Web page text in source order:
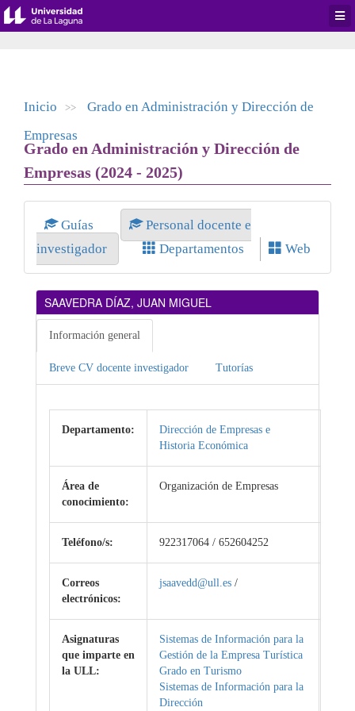
Inicio >>
Grado en Administración y Dirección de
Empresas
Grado en Administración y Dirección de
Empresas (2024 - 2025)
Guías
Personal docente e
investigador
Departamentos Web
SAAVEDRA DÍAZ, JUAN MIGUEL
Información general
Breve CV docente investigador Tutorías
Departamento:
Dirección de Empresas e
Historia Económica
Área de
conocimiento:
Organización de Empresas
Teléfono/s: 922317064 / 652604252
Correos
electrónicos:
jsaavedd@ull.es /
Asignaturas
que imparte en
la ULL:
Sistemas de Información para la
Gestión de la Empresa Turística
Grado en Turismo
Sistemas de Información para la
Dirección